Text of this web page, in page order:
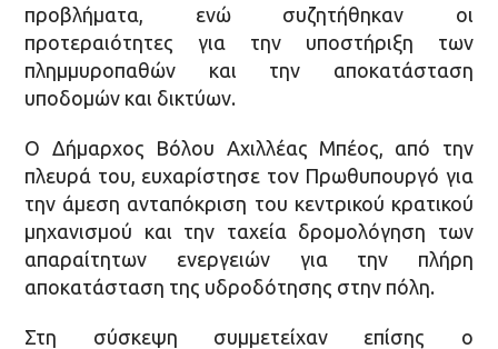
προβλήματα, ενώ συζητήθηκαν οι
προτεραιότητες για την υποστήριξη των
πλημμυροπαθών και την αποκατάσταση
υποδομών και δικτύων.
Ο Δήμαρχος Βόλου Αχιλλέας Μπέος, από την
πλευρά του, ευχαρίστησε τον Πρωθυπουργό για
την άμεση ανταπόκριση του κεντρικού κρατικού
μηχανισμού και την ταχεία δρομολόγηση των
απαραίτητων ενεργειών για την πλήρη
αποκατάσταση της υδροδότησης στην πόλη.
Στη σύσκεψη συμμετείχαν επίσης ο